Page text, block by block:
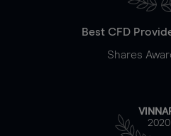
Best CFD
Shares
2020